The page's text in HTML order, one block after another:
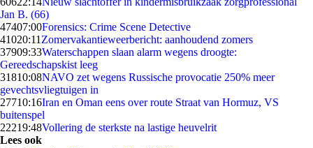
Jan B. (66)
47407:00Forensics: Crime Scene Detective
41020:11 Zomervakantieweerbericht: aanhoudend zomers
37909:33Waterschappen slaan alarm wegens droogte:
Gereedschapskist leeg
31810:08NAVO zet wegens Russische provocatie 250% meer
gevechtsvliegtuigen in
27710:16Iran en Oman eens over route Straat van Hormuz, VS
buitenspel
22219:48Vollering de sterkste na lastige heuvelrit
Lees ook